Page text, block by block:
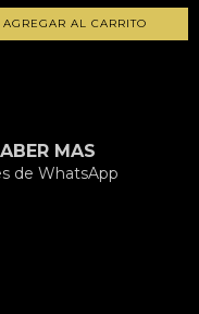
MAS
de WhatsApp